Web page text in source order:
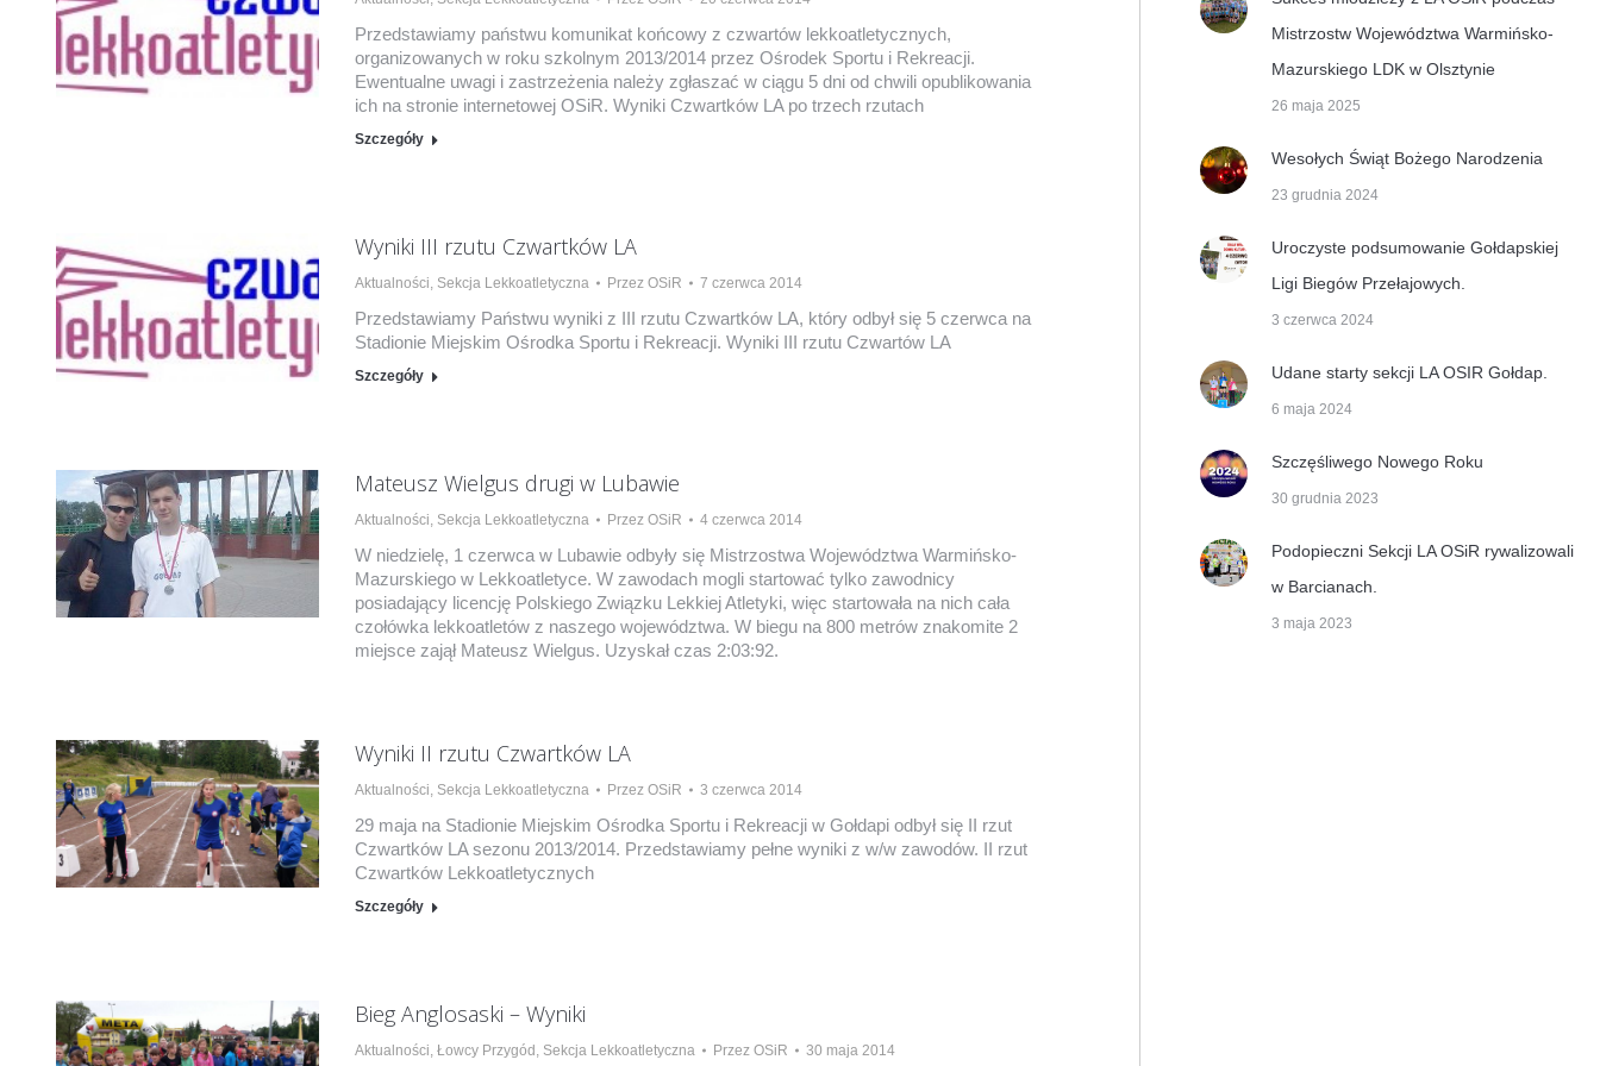
Przedstawiamy państwu komunikat końcowy z czwartów lekkoatletycznych,
organizowanych w roku szkolnym 2013/2014 przez Ośrodek Sportu i Rekreacji.
Ewentualne uwagi i zastrzeżenia należy zgłaszać w ciągu 5 dni od chwili opublikowania
ich na stronie internetowej OSiR. Wyniki Czwartków LA po trzech rzutach
Szczegóły
Wyniki III rzutu Czwartków LA
Aktualności, Sekcja Lekkoatletyczna Przez OSiR 7 czerwca 2014
Przedstawiamy Państwu wyniki z III rzutu Czwartków LA, który odbył się 5 czerwca na
Stadionie Miejskim Ośrodka Sportu i Rekreacji. Wyniki III rzutu Czwartów LA
Szczegóły
Mateusz Wielgus drugi w Lubawie
Aktualności, Sekcja Lekkoatletyczna Przez OSiR 4 czerwca 2014
W niedzielę, 1 czerwca w Lubawie odbyły się Mistrzostwa Województwa Warmińsko-
Mazurskiego w Lekkoatletyce. W zawodach mogli startować tylko zawodnicy
posiadający licencję Polskiego Związku Lekkiej Atletyki, więc startowała na nich cała
czołówka lekkoatletów z naszego województwa. W biegu na 800 metrów znakomite 2
miejsce zajął Mateusz Wielgus. Uzyskał czas 2:03:92.
Wyniki II rzutu Czwartków LA
Aktualności, Sekcja Lekkoatletyczna Przez OSiR 3 czerwca 2014
29 maja na Stadionie Miejskim Ośrodka Sportu i Rekreacji w Gołdapi odbył się II rzut
Czwartków LA sezonu 2013/2014. Przedstawiamy pełne wyniki z w/w zawodów. II rzut
Czwartków Lekkoatletycznych
Szczegóły
Bieg Anglosaski – Wyniki
Aktualności, Łowcy Przygód , Sekcja Lekkoatletyczna Przez OSiR 30 maja 2014
Mistrzostw Województwa Warmińsko-
Mazurskiego LDK w Olsztynie
26 maja 2025
Wesołych Świąt Bożego Narodzenia
23 grudnia 2024
Uroczyste podsumowanie Gołdapskiej
Ligi Biegów Przełajowych.
3 czerwca 2024
Udane starty sekcji LA OSIR Gołdap.
6 maja 2024
Szczęśliwego Nowego Roku
30 grudnia 2023
Podopieczni Sekcji LA OSiR rywalizowali
w Barcianach.
3 maja 2023